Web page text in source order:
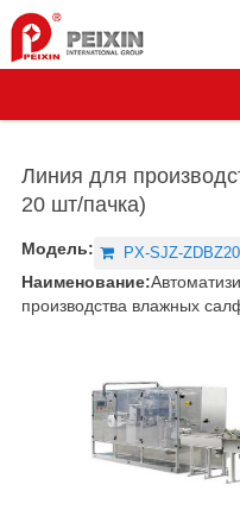
Линия для
20 шт/пачка)
Модель: PX-SJZ-ZDBZ20
Наименование:
производства влажных